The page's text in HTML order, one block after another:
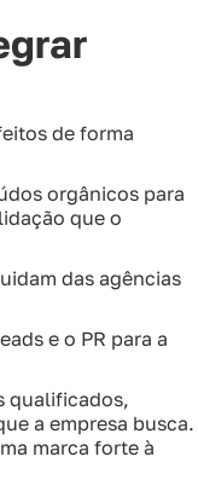
de forma
orgânicos para
que o
das agências
e o PR para a
qualificados,
a empresa busca.
marca forte à